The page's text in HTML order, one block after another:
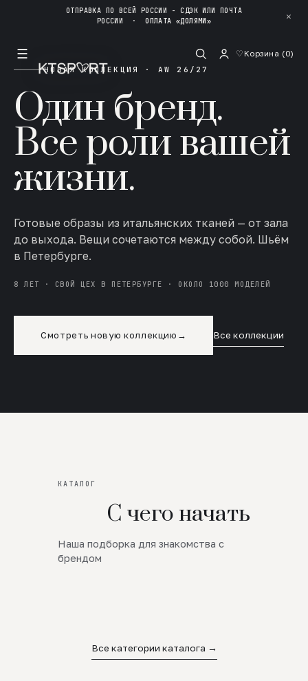
ОТПРАВКА ПО ВСЕЙ РОССИИ - СДЭК ИЛИ ПОЧТА
РОССИИ ·ОПЛАТА «ДОЛЯМИ» ✕
☰ ♡Корзина (0)
НОВАЯ КОЛЛЕКЦИЯ · AW 26/27
Один бренд.
Все роли вашей
жизни.
Готовые образы из итальянских тканей — от зала
до выхода. Вещи сочетаются между собой. Шьём
в Петербурге.
8 ЛЕТ · СВОЙ ЦЕХ В ПЕТЕРБУРГЕ · ОКОЛО 1000 МОДЕЛЕЙ
Смотреть новую коллекцию → Все коллекции
КАТАЛОГ
С чего начать
Наша подборка для знакомства с
брендом
Новинки
SALE
Все категории каталога →